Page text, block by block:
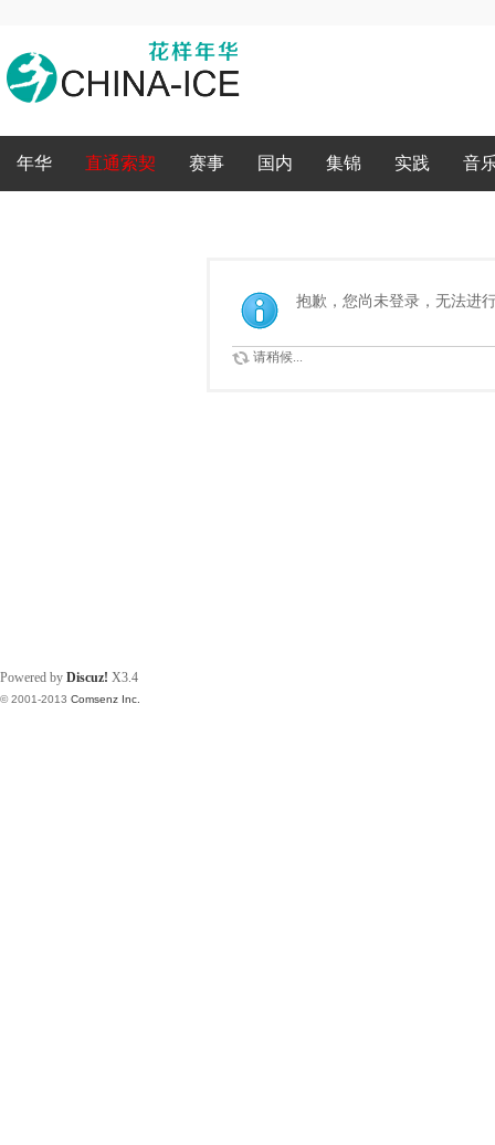
年华 直通索契 赛事 国内 集锦 实践 音
抱歉，您尚未登录，无法进
请稍候...
Powered by Discuz! X3.4
© 2001-2013 Comsenz Inc.